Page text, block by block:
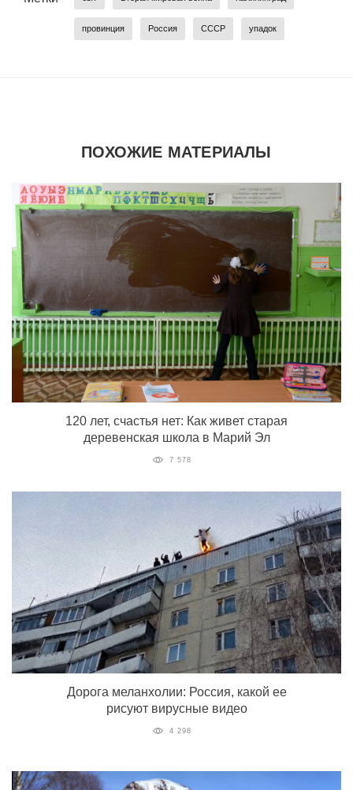
провинция Россия СССР упадок
ПОХОЖИЕ МАТЕРИАЛЫ
120 лет, счастья нет: Как живет старая
деревенская школа в Марий Эл
7 578
Дорога меланхолии: Россия, какой ее
рисуют вирусные видео
4 298